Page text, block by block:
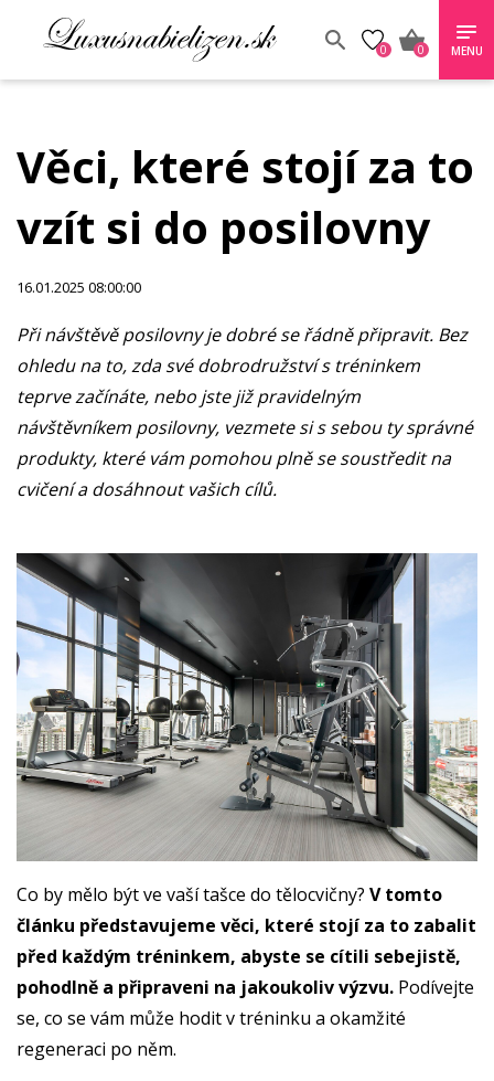
0 0 MENU
Věci, které stojí za to
vzít si do posilovny
16.01.2025 08:00:00
Při návštěvě posilovny je dobré se řádně připravit. Bez
ohledu na to, zda své dobrodružství s tréninkem
teprve začínáte, nebo jste již pravidelným
návštěvníkem posilovny, vezmete si s sebou ty správné
produkty, které vám pomohou plně se soustředit na
cvičení a dosáhnout vašich cílů.
Co by mělo být ve vaší tašce do tělocvičny? V tomto
článku představujeme věci, které stojí za to zabalit
před každým tréninkem, abyste se cítili sebejistě,
pohodlně a připraveni na jakoukoliv výzvu. Podívejte
se, co se vám může hodit v tréninku a okamžité
regeneraci po něm.